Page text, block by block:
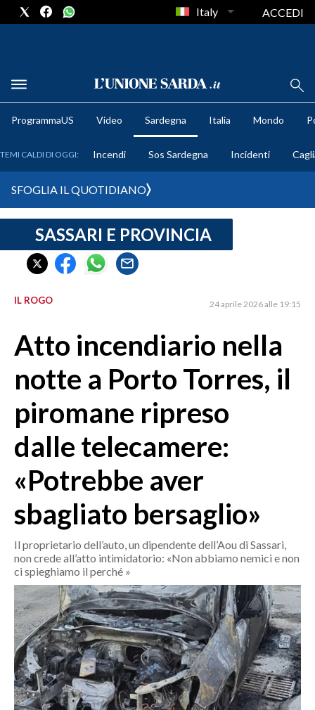
METEO
CRONACA SARDEGNA
CAGLIARI
SULCIS IGLESIENTE
ORISTANO E PROVINCIA
GALLURA
NUORO E PROVINCIA
OGLIASTRA
AGENDA
CRONACA
ITALIA
MONDO
POLITICA
ECONOMIA
SERVIZI ALLE IMPRESE
LAVORO
BANDI
SPORT IN SARDEGNA
Italy ACCEDI
ProgrammaUS Video Sardegna Italia Mondo
TEMI CALDI DI OGGI: Incendi Sos Sardegna Incidenti
SFOGLIA IL QUOTIDIANO
SASSARI E PROVINCIA
IL ROGO 24 aprile 2026 alle 19:15
Atto incendiario nella
notte a Porto Torres, il
piromane ripreso
dalle telecamere:
«Potrebbe aver
sbagliato bersaglio»
Il proprietario dell’auto, un dipendente dell’Aou di Sassari,
non crede all’atto intimidatorio: «Non abbiamo nemici e non
ci spieghiamo il perché »